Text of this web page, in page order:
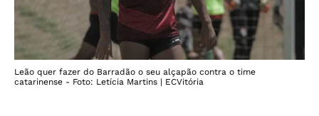
Leão quer fazer do Barradão o seu alçapão contra o time
catarinense - Foto: Letícia Martins | ECVitória